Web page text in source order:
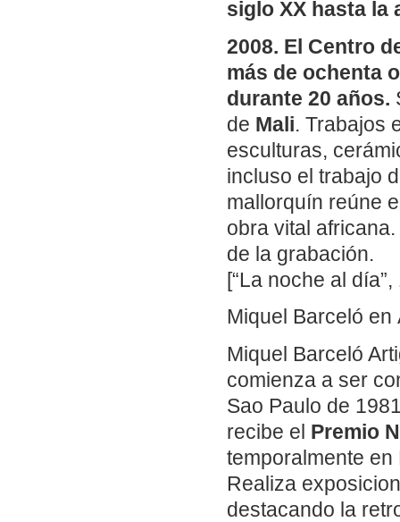
siglo XX hasta
2008. El Centro
más de ochenta
durante 20 años.
de Mali. Trabajos
esculturas,
incluso el trabajo
mallorquín reúne
obra vital
de la grabación.
[“La noche al
Miquel Barceló
Miquel Barceló
comienza a ser
Sao Paulo de
recibe el Premio
temporalmente en
Realiza
destacando la